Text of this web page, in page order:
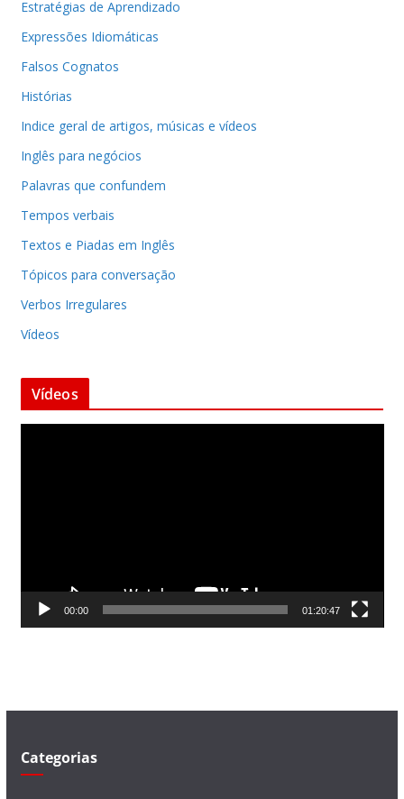
Estratégias de Aprendizado
Expressões Idiomáticas
Falsos Cognatos
Histórias
Indice geral de artigos, músicas e vídeos
Inglês para negócios
Palavras que confundem
Tempos verbais
Textos e Piadas em Inglês
Tópicos para conversação
Verbos Irregulares
Vídeos
Vídeos
d
00:00 01:20:47
Categorias